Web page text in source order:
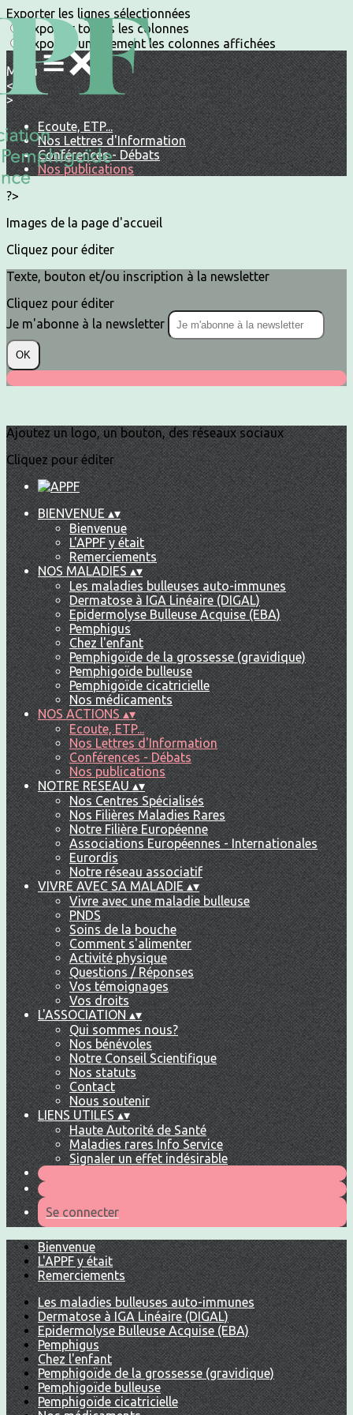
Exporter les lignes sélectionnées
Exporter toutes les colonnes
Exporter uniquement les colonnes affichées
Menu
<
>
Ecoute, ETP...
Nos Lettres d'Information
Conférences - Débats
Nos publications
?>
Images de la page d'accueil
Cliquez pour éditer
Texte, bouton et/ou inscription à la newsletter
Cliquez pour éditer
Je m'abonne à la newsletter
OK
Ajoutez un logo, un bouton, des réseaux sociaux
Cliquez pour éditer
BIENVENUE▴▾
Bienvenue
L'APPF y était
Remerciements
NOS MALADIES▴▾
Les maladies bulleuses auto-immunes
Dermatose à IGA Linéaire (DIGAL)
Epidermolyse Bulleuse Acquise (EBA)
Pemphigus
Chez l'enfant
Pemphigoïde de la grossesse (gravidique)
Pemphigoïde bulleuse
Pemphigoïde cicatricielle
Nos médicaments
NOS ACTIONS▴▾
Ecoute, ETP...
Nos Lettres d'Information
Conférences - Débats
Nos publications
NOTRE RESEAU▴▾
Nos Centres Spécialisés
Nos Filières Maladies Rares
Notre Filière Européenne
Associations Européennes - Internationales
Eurordis
Notre réseau associatif
VIVRE AVEC SA MALADIE▴▾
Vivre avec une maladie bulleuse
PNDS
Soins de la bouche
Comment s'alimenter
Activité physique
Questions / Réponses
Vos témoignages
Vos droits
L'ASSOCIATION▴▾
Qui sommes nous?
Nos bénévoles
Notre Conseil Scientifique
Nos statuts
Contact
Nous soutenir
LIENS UTILES▴▾
Haute Autorité de Santé
Maladies rares Info Service
Signaler un effet indésirable
Se connecter
Bienvenue
L'APPF y était
Remerciements
Les maladies bulleuses auto-immunes
Dermatose à IGA Linéaire (DIGAL)
Epidermolyse Bulleuse Acquise (EBA)
Pemphigus
Chez l'enfant
Pemphigoïde de la grossesse (gravidique)
Pemphigoïde bulleuse
Pemphigoïde cicatricielle